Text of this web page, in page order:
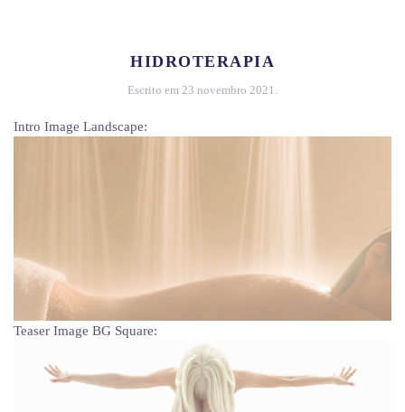
HIDROTERAPIA
Escrito em 23 novembro 2021
Intro Image Landscape:
Teaser Image BG Square: